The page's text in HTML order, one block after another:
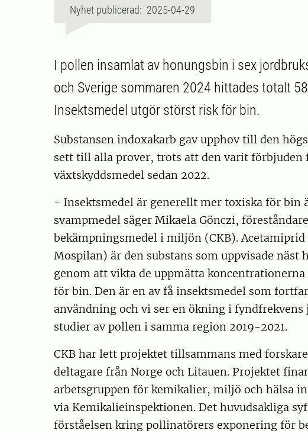
Nyhet publicerad: 2025-04-29
I pollen insamlat av honungsbin i sex
och Sverige sommaren 2024 hittades totalt
Insektsmedel utgör störst risk för bin.
Substansen indoxakarb gav upphov till den
sett till alla prover, trots att den varit förbjuden
växtskyddsmedel sedan 2022.
- Insektsmedel är generellt mer toxiska för bin
svampmedel säger Mikaela Gönczi,
bekämpningsmedel i miljön (CKB).
Mospilan) är den substans som uppvisade näst
genom att vikta de uppmätta
för bin. Den är en av få insektsmedel som
användning och vi ser en ökning i
studier av pollen i samma region 2019-2021.
CKB har lett projektet tillsammans med
deltagare från Norge och Litauen. Projektet
arbetsgruppen för kemikalier, miljö och hälsa
via Kemikalieinspektionen. Det huvudsakliga
förståelsen kring pollinatörers exponering för